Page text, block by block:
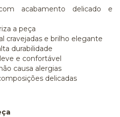
acabamento delicado e
a peça
cravejadas e brilho elegante
durabilidade
e confortável
causa alergias
delicadas